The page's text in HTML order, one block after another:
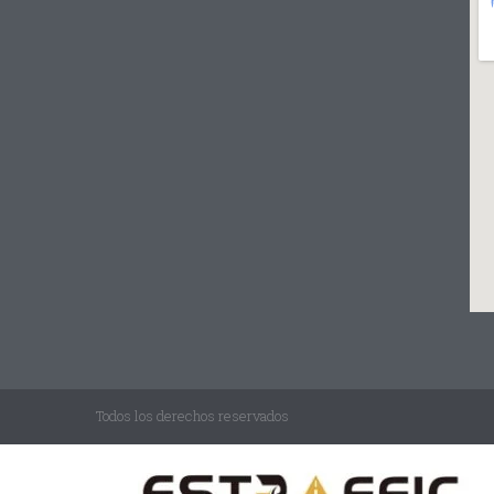
Todos los derechos reservados